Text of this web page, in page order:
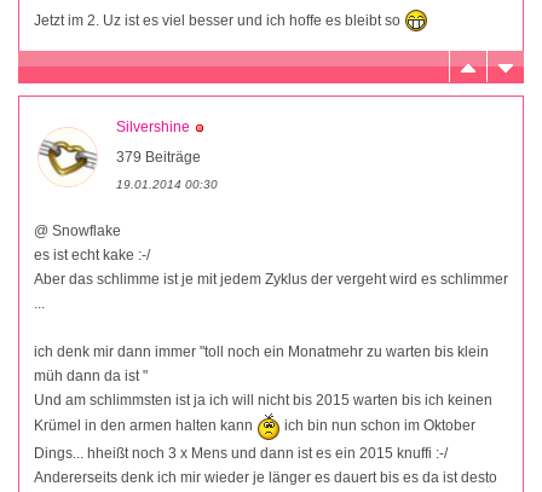
Jetzt im 2. Uz ist es viel besser und ich hoffe es bleibt so
Silvershine
379 Beiträge
19.01.2014 00:30
@ Snowflake
es ist echt kake :-/
Aber das schlimme ist je mit jedem Zyklus der vergeht wird es schlimmer
...
ich denk mir dann immer "toll noch ein Monatmehr zu warten bis klein
müh dann da ist "
Und am schlimmsten ist ja ich will nicht bis 2015 warten bis ich keinen
Krümel in den armen halten kann
ich bin nun schon im Oktober
Dings... hheißt noch 3 x Mens und dann ist es ein 2015 knuffi :-/
Andererseits denk ich mir wieder je länger es dauert bis es da ist desto